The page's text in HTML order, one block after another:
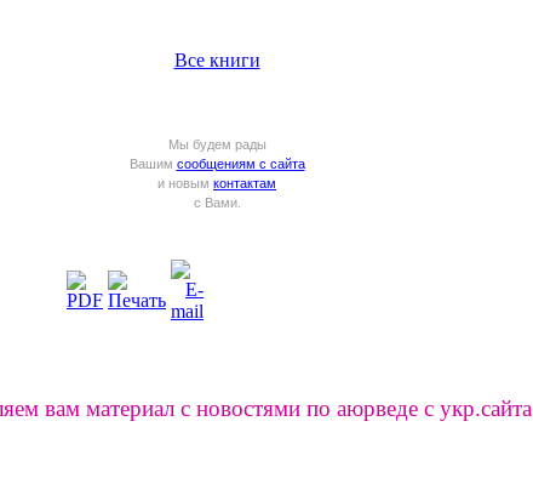
Все книги
Мы будем рады
Вашим сообщениям с сайта
и новым контактам
с Вами.
вам материал с новостями по аюрведе с укр.сайта